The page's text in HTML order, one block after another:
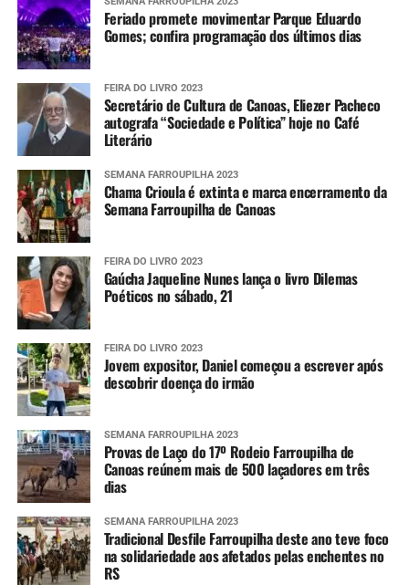
Feriado promete movimentar Parque Eduardo
Gomes; confira programação dos últimos dias
FEIRA DO LIVRO 2023
Secretário de Cultura de Canoas, Eliezer Pacheco
autografa “Sociedade e Política” hoje no Café
Literário
SEMANA FARROUPILHA 2023
Chama Crioula é extinta e marca encerramento da
Semana Farroupilha de Canoas
FEIRA DO LIVRO 2023
Gaúcha Jaqueline Nunes lança o livro Dilemas
Poéticos no sábado, 21
FEIRA DO LIVRO 2023
Jovem expositor, Daniel começou a escrever após
descobrir doença do irmão
SEMANA FARROUPILHA 2023
Provas de Laço do 17º Rodeio Farroupilha de
Canoas reúnem mais de 500 laçadores em três
dias
SEMANA FARROUPILHA 2023
Tradicional Desfile Farroupilha deste ano teve foco
na solidariedade aos afetados pelas enchentes no
RS